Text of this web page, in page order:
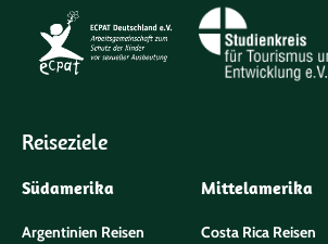
Reiseziele
Südamerika
Argentinien Reisen
Mittelamerika
Costa Rica Reisen